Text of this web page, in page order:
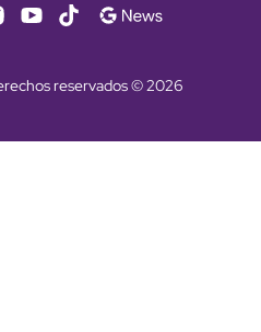
reservados © 2026